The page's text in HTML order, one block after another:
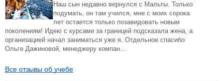
Наш сын недавно вернулся с Мальты. Только
подумать, он там учился, мне с моих сорока
лет остается только позавидовать новым
поколениям! Идею с курсами за границей подсказала жена, а
организацией начал заниматься уже я. Отдельное спасибо
Ольге Дажиновой, менеджеру компан...
Все отзывы об учебе